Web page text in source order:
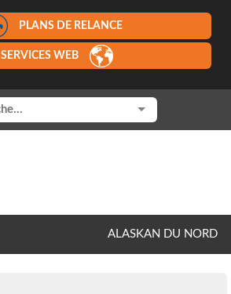
PLANS DE RELANCE
SERVICES WEB
ALASKAN DU NORD